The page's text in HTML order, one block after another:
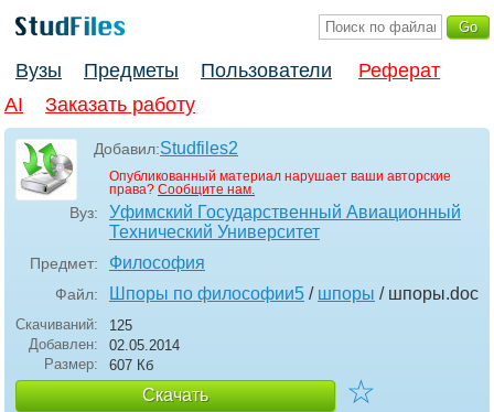
Вузы Предметы Пользователи
Реферат
AI
Заказать работу
Добавил:Studfiles2
Опубликованный материал нарушает ваши авторские
права? Сообщите нам.
Вуз:
Уфимский Государственный Авиационный
Технический Университет
Предмет: Философия
Файл: Шпоры по философии5 / шпоры / шпоры.doc
Скачиваний:
125
Добавлен:
02.05.2014
Размер:
607 Кб
Скачать ☆